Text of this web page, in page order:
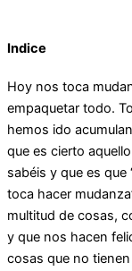
Indice
Hoy nos toca
empaquetar todo.
hemos ido
que es cierto
sabéis y que es
toca hacer
multitud de cosas,
y que nos hacen
cosas que no